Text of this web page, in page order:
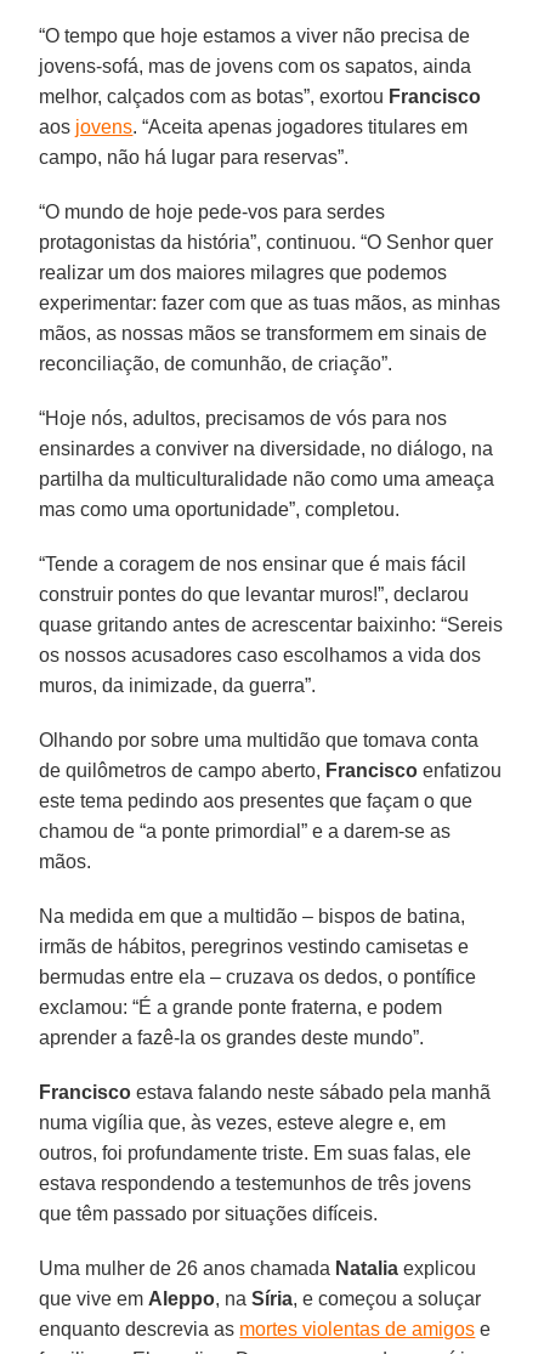
“O tempo que hoje estamos a viver não precisa de
jovens-sofá, mas de jovens com os sapatos, ainda
melhor, calçados com as botas”, exortou Francisco
aos jovens. “Aceita apenas jogadores titulares em
campo, não há lugar para reservas”.
“O mundo de hoje pede-vos para serdes
protagonistas da história”, continuou. “O Senhor quer
realizar um dos maiores milagres que podemos
experimentar: fazer com que as tuas mãos, as minhas
mãos, as nossas mãos se transformem em sinais de
reconciliação, de comunhão, de criação”.
“Hoje nós, adultos, precisamos de vós para nos
ensinardes a conviver na diversidade, no diálogo, na
partilha da multiculturalidade não como uma ameaça
mas como uma oportunidade”, completou.
“Tende a coragem de nos ensinar que é mais fácil
construir pontes do que levantar muros!”, declarou
quase gritando antes de acrescentar baixinho: “Sereis
os nossos acusadores caso escolhamos a vida dos
muros, da inimizade, da guerra”.
Olhando por sobre uma multidão que tomava conta
de quilômetros de campo aberto, Francisco enfatizou
este tema pedindo aos presentes que façam o que
chamou de “a ponte primordial” e a darem-se as
mãos.
Na medida em que a multidão – bispos de batina,
irmãs de hábitos, peregrinos vestindo camisetas e
bermudas entre ela – cruzava os dedos, o pontífice
exclamou: “É a grande ponte fraterna, e podem
aprender a fazê-la os grandes deste mundo”.
Francisco estava falando neste sábado pela manhã
numa vigília que, às vezes, esteve alegre e, em
outros, foi profundamente triste. Em suas falas, ele
estava respondendo a testemunhos de três jovens
que têm passado por situações difíceis.
Uma mulher de 26 anos chamada Natalia explicou
que vive em Aleppo, naSíria, e começou a soluçar
enquanto descrevia as mortes violentas de amigos e